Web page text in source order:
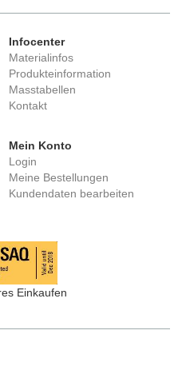
Infocenter
Materialinfos
Produkteinformation
Masstabellen
Kontakt
Mein Konto
Login
Meine Bestellungen
Kundendaten bearbeiten
Einkaufen